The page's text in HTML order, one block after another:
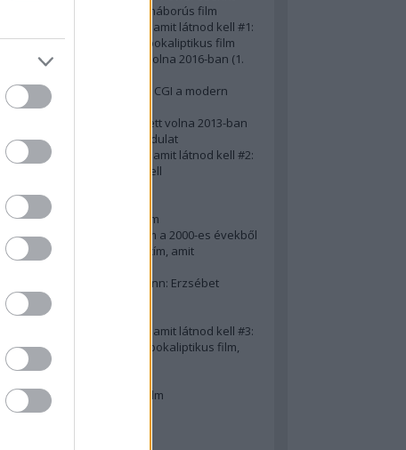
A 10 legjobb második világháborús film
50 posztapokaliptikus film, amit látnod kell #1:
A 10 legkreatívabb posztapokaliptikus film
20 film, amit látnod kellett volna 2016-ban (1.
Ezért néz ki borzasztóan a CGI a modern
filmekben (is)
15(+1) film, amit látnod kellett volna 2013-ban
A 15 legnagyobb filmes fordulat
50 posztapokaliptikus film, amit látnod kell #2:
10 zombifilm, amit látnod kell
A 10 legjobb Brad Pitt-film
A 10 legjobb Mel Gibson-film
Az igazi 10 legjobb akciófilm a 2000-es évekből
10 iszonyatos magyar filmcím, amit
Könyvkritika: Brigitte Hamann: Erzsébet
királyné (2019)
A 10 legjobb Al Pacino - film
50 posztapokaliptikus film, amit látnod kell #3:
10 (nem is annyira) posztapokaliptikus film,
amit látnod kell
A 10 legjobb Matt Damon-film
2014 ComingSoon - 5. rész